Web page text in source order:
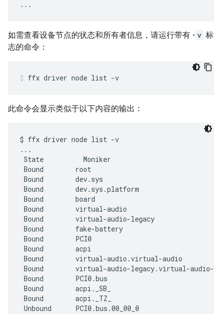
如需查看设备节点的状态和所有者信息，请运行带有 - v 标
志的命令：
ffx driver node list -v
此命令会显示类似于以下内容的输出：
$ ffx driver node list -v
...
State          Moniker
Bound        root
Bound        dev.sys
Bound        dev.sys.platform
Bound        board
Bound        virtual-audio
Bound        virtual-audio-legacy
Bound        fake-battery
Bound        PCI0
Bound        acpi
Bound        virtual-audio.virtual-audio
Bound        virtual-audio-legacy.virtual-
Bound        PCI0.bus
Bound        acpi._SB_
Bound        acpi._TZ_
Unbound      PCI0.bus.00_00_0